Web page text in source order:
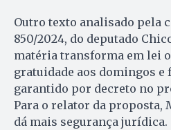
Outro texto analisado pela
850/2024, do deputado
matéria transforma em lei
gratuidade aos domingos e
garantido por decreto no
Para o relator da proposta,
dá mais segurança jurídica.